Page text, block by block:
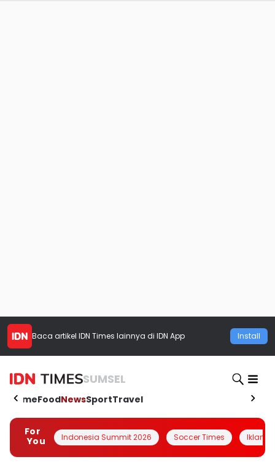
Baca artikel IDN Times lainnya di IDN App Install
SUMSEL
HomeFoodNewsSportTravel
For
You
Indonesia Summit 2026 Soccer Times Iklanin